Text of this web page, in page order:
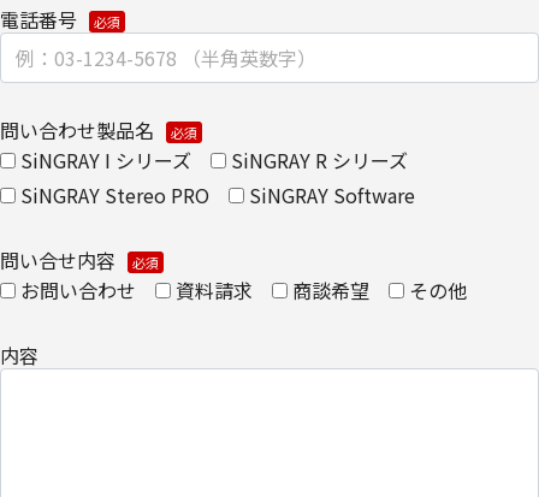
社およびパートナー企業より直接ご連絡させていただく場合があり
ます。
当社は、委託業務により個人情報を外部へ預託する場合は、適切な
機密保持契約を締結し委託先を監督します。
個人情報をご提供いただけない場合は、当社からのお問い合わせ対
応/各種情報/サービスをお届けできなくなる場合がございます。
【個人情報の開示/訂正/削除に関して】
電話番号
問い合わせ製品名
SiNGRAY I シリーズ
SiNGRAY R シリーズ
SiNGRAY Stereo PRO
SiNGRAY Software
問い合せ内容
お問い合わせ
資料請求 商談希望 その他
内容